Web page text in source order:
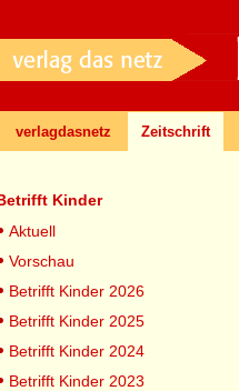
verlagdasnetz Zeitschrift
Kinder
Aktuell
Vorschau
Betrifft Kinder 2026
Betrifft Kinder 2025
Betrifft Kinder 2024
Betrifft Kinder 2023